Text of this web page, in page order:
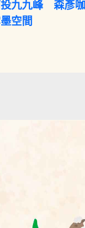
投九九峰 森彥咖
空間